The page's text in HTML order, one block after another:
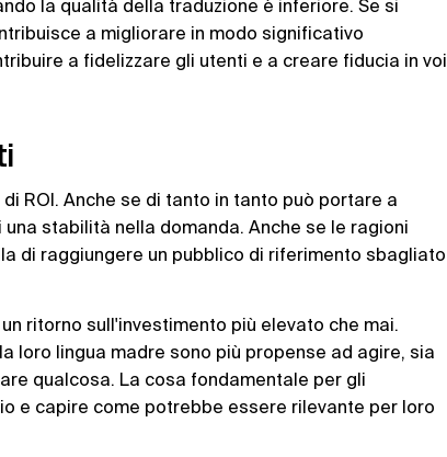
la qualità della traduzione è inferiore. Se si
a migliorare in modo significativo
a fidelizzare gli utenti e a creare fiducia in voi
ROI. Anche se di tanto in tanto può portare a
stabilità nella domanda. Anche se le ragioni
di raggiungere un pubblico di riferimento sbagliato
ritorno sull'investimento più elevato che mai.
loro lingua madre sono più propense ad agire, sia
qualcosa. La cosa fondamentale per gli
e capire come potrebbe essere rilevante per loro